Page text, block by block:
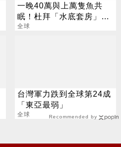
一晚40萬與上萬隻魚共
眠！杜拜「水底套房」盡
享奢華景緻
全球
台灣軍力跌到全球第24成
「東亞最弱」
全球 Recommended by